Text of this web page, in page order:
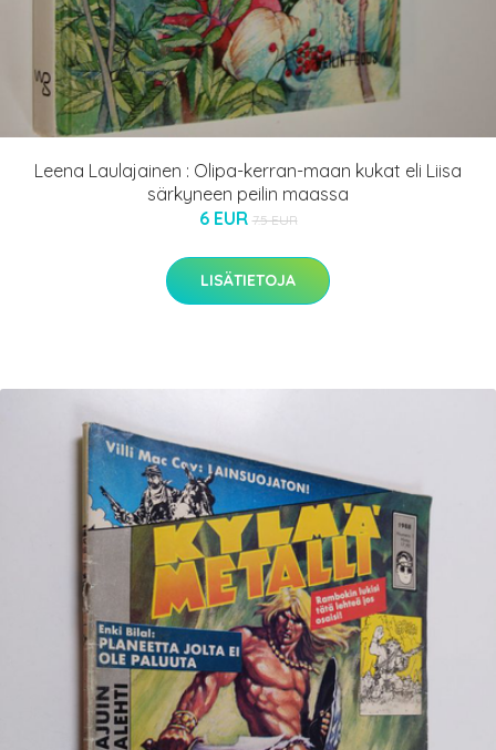
Leena Laulajainen : Olipa-kerran-maan kukat eli Liisa
särkyneen peilin maassa
6 EUR 7.5 EUR
LISÄTIETOJA